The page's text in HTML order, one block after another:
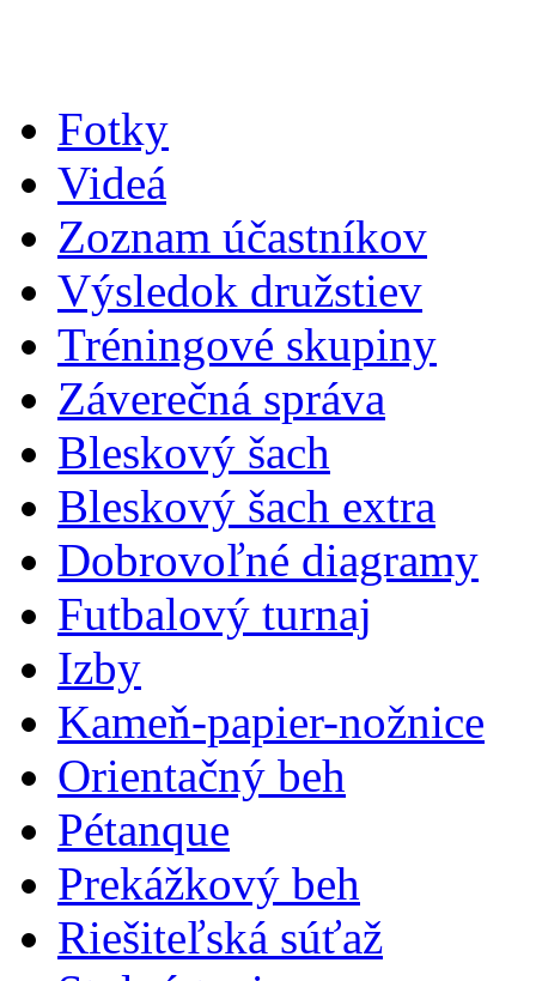
Fotky
Videá
Zoznam účastníkov
Výsledok družstiev
Tréningové skupiny
Záverečná správa
Bleskový šach
Bleskový šach extra
Dobrovoľné diagramy
Futbalový turnaj
Izby
Kameň-papier-nožnice
Orientačný beh
Pétanque
Prekážkový beh
Riešiteľská súťaž